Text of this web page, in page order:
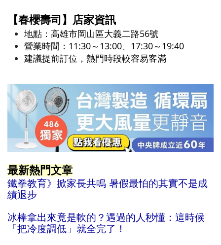
【春櫻壽司】店家資訊
地點：高雄市岡山區大義二路56號
營業時間：11:30～13:00、17:30～19:40
建議提前訂位，熱門時段較容易客滿
最新熱門文章
鐵拳教育》掀家長共鳴 暑假最怕的其實不是成
績退步
冰棒拿出來竟是軟的？遇過的人秒懂：這時候
「把冷度調低」就全完了！